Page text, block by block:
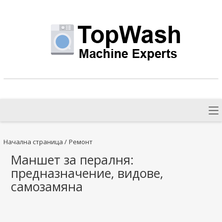
Начална страница / Ремонт
Маншет за пералня:
предназначение, видове,
самозамяна